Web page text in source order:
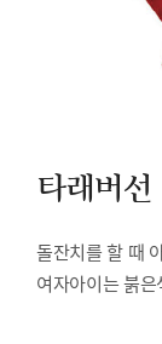
타래버선
돌잔치를 할 때
여자아이는 붉